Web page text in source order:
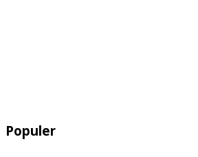
Populer